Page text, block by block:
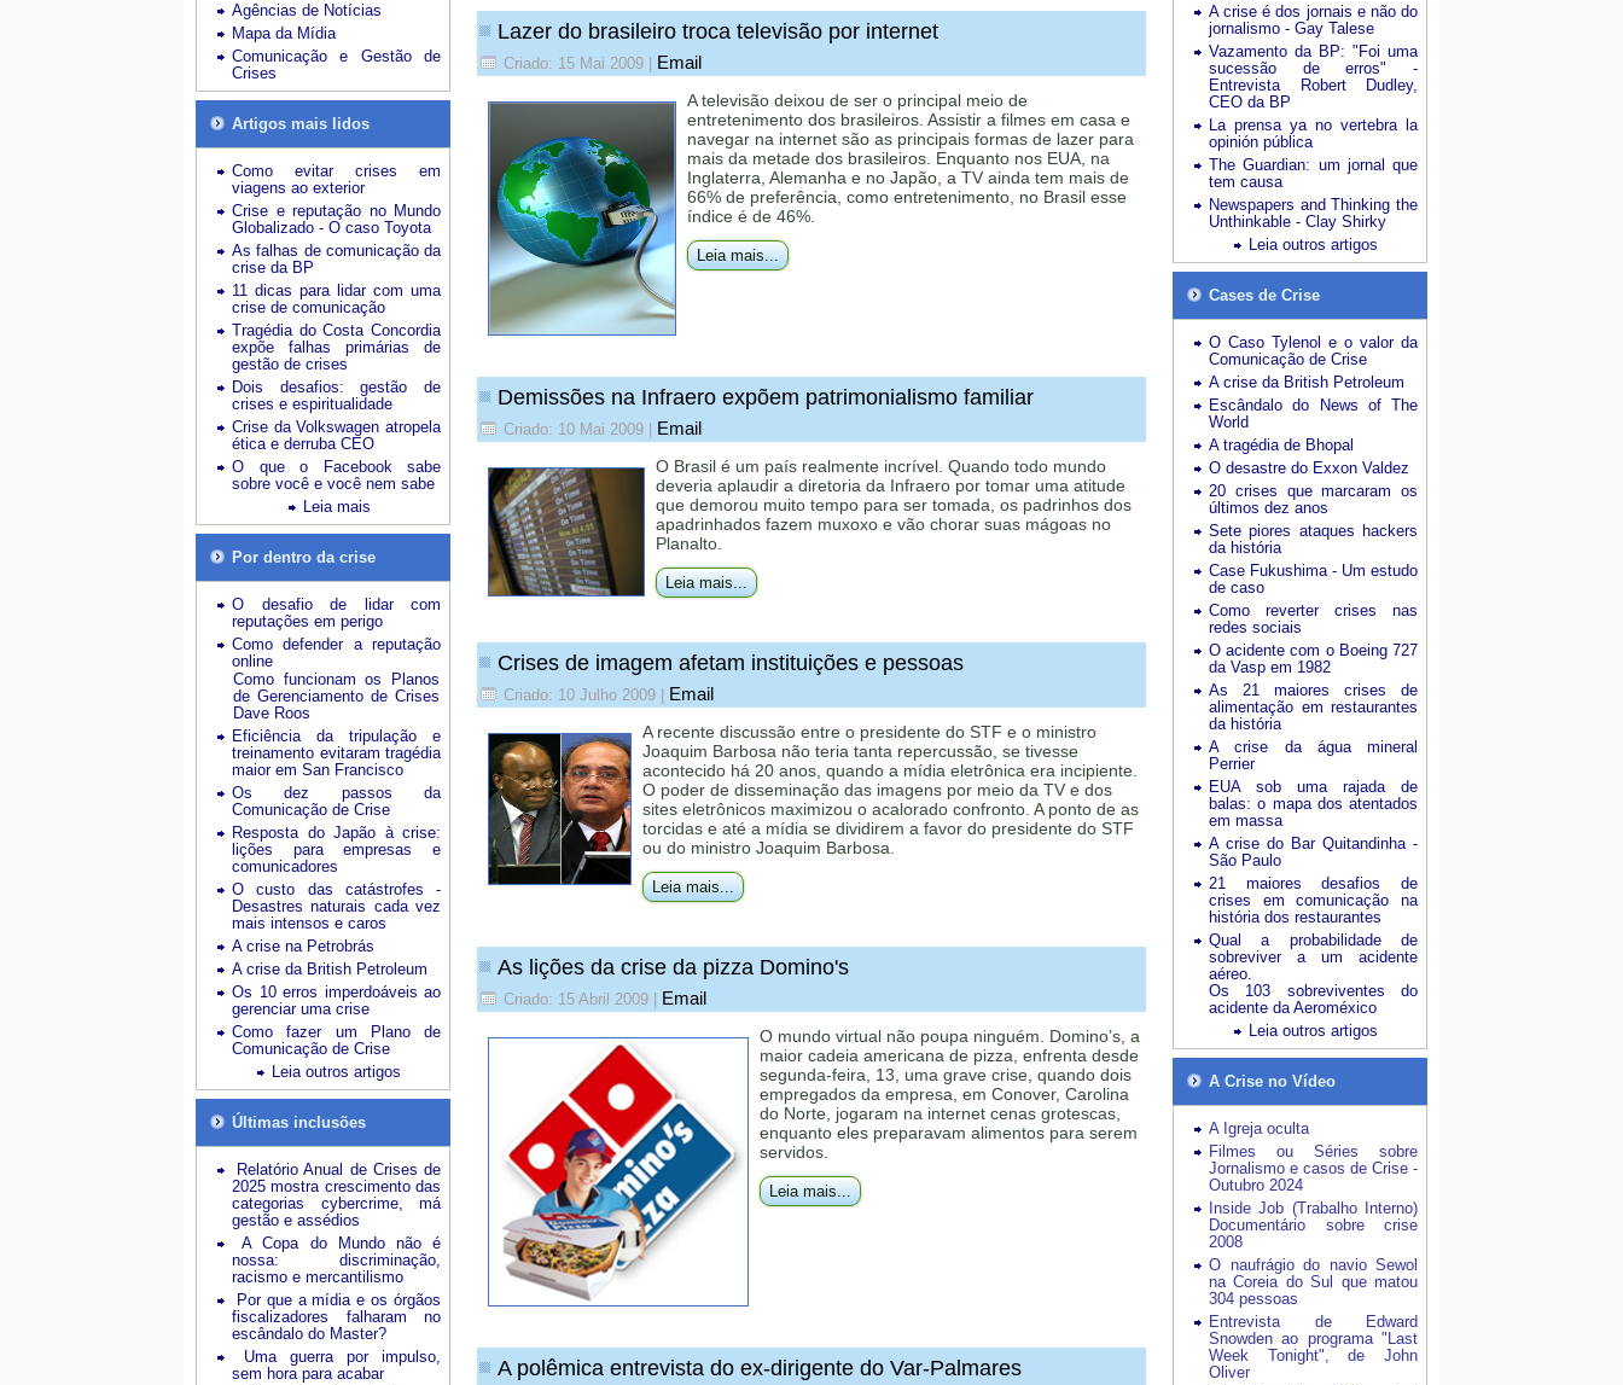
Agências de Notícias
Mapa da Mídia
Comunicação e Gestão de
Crises
Artigos mais lidos
Como evitar crises em
viagens ao exterior
Crise e reputação no Mundo
Globalizado - O caso Toyota
As falhas de comunicação da
crise da BP
11 dicas para lidar com uma
crise de comunicação
Tragédia do Costa Concordia
expõe falhas primárias de
gestão de crises
Dois desafios: gestão de
crises e espiritualidade
Crise da Volkswagen atropela
ética e derruba CEO
O que o Facebook sabe
sobre você e você nem sabe
Leia mais
Por dentro da crise
O desafio de lidar com
reputações em perigo
Como defender a reputação
online
Como funcionam os Planos
de Gerenciamento de Crises
Dave Roos
Eficiência da tripulação e
treinamento evitaram tragédia
maior em San Francisco
Os dez passos da
Comunicação de Crise
Resposta do Japão à crise:
lições para empresas e
comunicadores
O custo das catástrofes -
Desastres naturais cada vez
mais intensos e caros
A crise na Petrobrás
A crise da British Petroleum
Os 10 erros imperdoáveis ao
gerenciar uma crise
Como fazer um Plano de
Comunicação de Crise
Leia outros artigos
Últimas inclusões
Relatório Anual de Crises de
2025 mostra crescimento das
categorias cybercrime, má
gestão e assédios
A Copa do Mundo não é
nossa: discriminação,
racismo e mercantilismo
Por que a mídia e os órgãos
fiscalizadores falharam no
escândalo do Master?
Uma guerra por impulso,
sem hora para acabar
Lazer do brasileiro troca televisão por internet
Criado: 15 Mai 2009 Email
A televisão deixou de ser o principal meio de
entretenimento dos brasileiros. Assistir a filmes em casa e
navegar na internet são as principais formas de lazer para
mais da metade dos brasileiros. Enquanto nos EUA, na
Inglaterra, Alemanha e no Japão, a TV ainda tem mais de
66% de preferência, como entretenimento, no Brasil esse
índice é de 46%.
Leia mais...
Demissões na Infraero expõem patrimonialismo familiar
Criado: 10 Mai 2009 Email
O Brasil é um país realmente incrível. Quando todo mundo
deveria aplaudir a diretoria da Infraero por tomar uma atitude
que demorou muito tempo para ser tomada, os padrinhos dos
apadrinhados fazem muxoxo e vão chorar suas mágoas no
Planalto.
Leia mais...
Crises de imagem afetam instituições e pessoas
Criado: 10 Julho 2009 Email
A recente discussão entre o presidente do STF e o ministro
Joaquim Barbosa não teria tanta repercussão, se tivesse
acontecido há 20 anos, quando a mídia eletrônica era incipiente.
O poder de disseminação das imagens por meio da TV e dos
sites eletrônicos maximizou o acalorado confronto. A ponto de as
torcidas e até a mídia se dividirem a favor do presidente do STF
ou do ministro Joaquim Barbosa.
Leia mais...
As lições da crise da pizza Domino's
Criado: 15 Abril 2009 Email
O mundo virtual não poupa ninguém. Domino’s, a
maior cadeia americana de pizza, enfrenta desde
segunda-feira, 13, uma grave crise, quando dois
empregados da empresa, em Conover, Carolina
do Norte, jogaram na internet cenas grotescas,
enquanto eles preparavam alimentos para serem
servidos.
Leia mais...
A polêmica entrevista do ex-dirigente do Var-Palmares
A crise é dos jornais e não do
jornalismo - Gay Talese
Vazamento da BP: "Foi uma
sucessão de erros" -
Entrevista Robert Dudley,
CEO da BP
La prensa ya no vertebra la
opinión pública
The Guardian: um jornal que
tem causa
Newspapers and Thinking the
Unthinkable - Clay Shirky
Leia outros artigos
Cases de Crise
O Caso Tylenol e o valor da
Comunicação de Crise
A crise da British Petroleum
Escândalo do News of The
World
A tragédia de Bhopal
O desastre do Exxon Valdez
20 crises que marcaram os
últimos dez anos
Sete piores ataques hackers
da história
Case Fukushima - Um estudo
de caso
Como reverter crises nas
redes sociais
O acidente com o Boeing 727
da Vasp em 1982
As 21 maiores crises de
alimentação em restaurantes
da história
A crise da água mineral
Perrier
EUA sob uma rajada de
balas: o mapa dos atentados
em massa
A crise do Bar Quitandinha -
São Paulo
21 maiores desafios de
crises em comunicação na
história dos restaurantes
Qual a probabilidade de
sobreviver a um acidente
aéreo.
Os 103 sobreviventes do
acidente da Aeroméxico
Leia outros artigos
A Crise no Vídeo
A Igreja oculta
Filmes ou Séries sobre
Jornalismo e casos de Crise -
Outubro 2024
Inside Job (Trabalho Interno)
Documentário sobre crise
2008
O naufrágio do navio Sewol
na Coreia do Sul que matou
304 pessoas
Entrevista de Edward
Snowden ao programa "Last
Week Tonight", de John
Oliver